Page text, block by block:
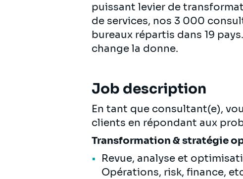
puissant levier de
de services, nos 3 000
bureaux répartis dans 19
change la donne.
Job description
En tant que consultant(e),
clients en répondant aux
Transformation & stratégie
Revue, analyse et
Opérations, risk, finance,